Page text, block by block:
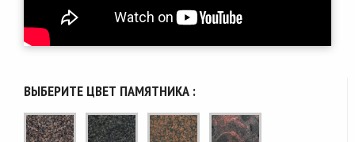
ВЫБЕРИТЕ ЦВЕТ ПАМЯТНИКА :